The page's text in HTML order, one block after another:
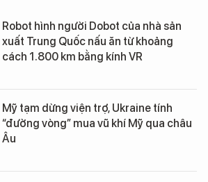
Robot hình người Dobot của nhà sản
xuất Trung Quốc nấu ăn từ khoảng
cách 1.800 km bằng kính VR
Mỹ tạm dừng viện trợ, Ukraine tính
“đường vòng” mua vũ khí Mỹ qua châu
Âu